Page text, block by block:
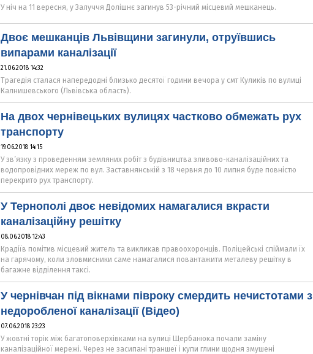
У ніч на 11 вересня, у Залуччя Долішнє загинув 53-річний місцевий мешканець.
Двоє мешканців Львівщини загинули, отруївшись
випарами каналізації
21.06.2018 14:32
Трагедія сталася напередодні близько десятої години вечора у смт Куликів по вулиці
Калнишевського (Львівська область).
На двох чернівецьких вулицях частково обмежать рух
транспорту
19.06.2018 14:15
У зв’язку з проведенням земляних робіт з будівництва зливово-каналізаційних та
водопровідних мереж по вул. Заставнянській з 18 червня до 10 липня буде повністю
перекрито рух транспорту.
У Тернополі двоє невідомих намагалися вкрасти
каналізаційну решітку
08.06.2018 12:43
Крадіїв помітив місцевий житель та викликав правоохоронців. Поліцейські спіймали їх
на гарячому, коли зловмисники саме намагалися повантажити металеву решітку в
багажне відділення таксі.
У чернівчан під вікнами півроку смердить нечистотами з
недоробленої каналізації (Відео)
07.06.2018 23:23
У жовтні торік між багатоповерхівками на вулиці Щербанюка почали заміну
каналізаційної мережі. Через не засипані траншеї і купи глини щодня змушені